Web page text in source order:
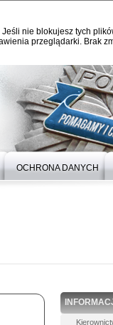
nie blokujesz tych
przeglądarki. Brak
OCHRONA DANYCH